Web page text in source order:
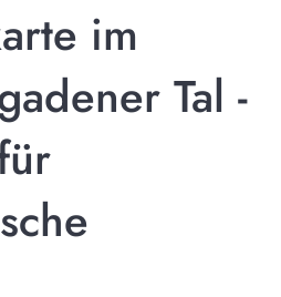
im
Tal -